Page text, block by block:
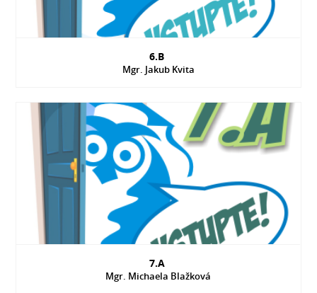
6.B
Mgr. Jakub Kvita
7.A
Mgr. Michaela Blažková